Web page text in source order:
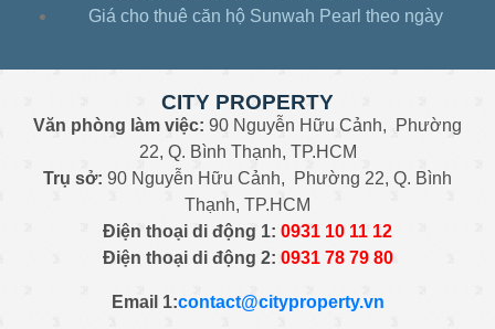
Giá cho thuê căn hộ Sunwah Pearl theo ngày
CITY PROPERTY
Văn phòng làm việc: 90 Nguyễn Hữu Cảnh, Phường
22, Q. Bình Thạnh, TP.HCM
Trụ sở: 90 Nguyễn Hữu Cảnh, Phường 22, Q. Bình
Thạnh, TP.HCM
Điện thoại di động 1: 0931 10 11 12
Điện thoại di động 2: 0931 78 79 80
Email 1:contact@cityproperty.vn